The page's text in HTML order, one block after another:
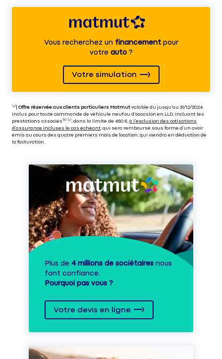
Vous recherchez unfinancementpour
votre auto?
Votre simulation
⁽⁴⁾| Offre réservée aux clients particuliers Matmut valable du jusqu’au 31/12/2024
inclus pour toute commande de véhicule neuf ou d’occasion en LLD, incluant les
prestations associés⁽³⁾ ⁽⁵⁾, dans la limite de 450 €, à l’exclusion des cotisations
d’assurance incluses le cas échéant, qui sera remboursé sous forme d’un avoir
émis au cours des quatre premiers mois de location, qui viendra en déduction de
la facturation.
Plus de 4 millions de sociétaires nous
font confiance.
Pourquoi pas vous ?
Votre devis en ligne